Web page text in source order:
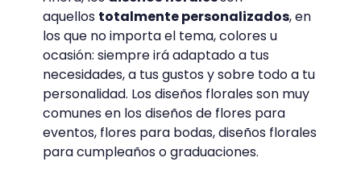
Fuente: Pexels
¿Y qué hay con los "diseños
florales"?